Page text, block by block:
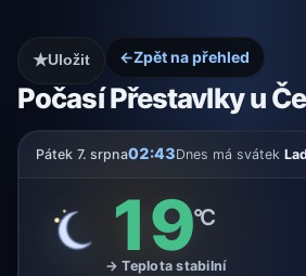
←Zpět na přehled
Počasí Přestavlky u
★Uložit
Pátek 7. srpna02:43Dnes má svátek
19°C
→ Teplota stabilní